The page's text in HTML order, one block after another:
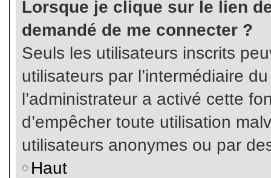
Lorsque je clique sur le lien
demandé de me connecter ?
Seuls les utilisateurs inscrits
utilisateurs par l’intermédiaire
l’administrateur a activé cette
d’empêcher toute utilisation
utilisateurs anonymes ou par
Haut